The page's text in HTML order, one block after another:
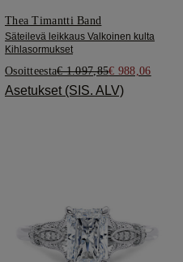
Thea Timantti Band
Säteilevä leikkaus Valkoinen kulta
Kihlasormukset
Osoitteesta€ 1.097,85€ 988,06
Asetukset (SIS. ALV)